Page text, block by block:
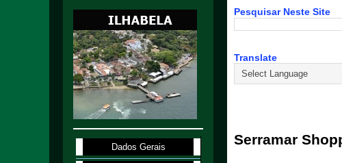
Pesquisar Neste Site
Translate
Serramar
Dados Gerais